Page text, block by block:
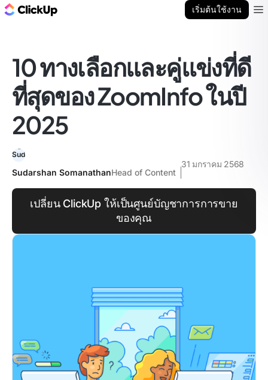
เริ่มต้นใช้งาน
10 ทางเลือกและคู่แข่งที่ดี
ที่สุดของ ZoomInfo ในปี
2025
Sudarshan SomanathanHead of Content
31 มกราคม 2568
เปลี่ยน ClickUp ให้เป็นศูนย์บัญชาการการขาย
ของคุณ